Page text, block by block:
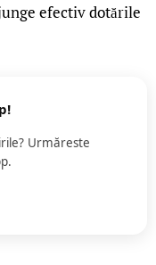
efectiv dotările
Urmăreste